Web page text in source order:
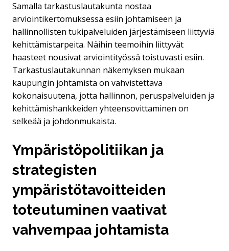
Samalla tarkastuslautakunta nostaa
arviointikertomuksessa esiin johtamiseen ja
hallinnollisten tukipalveluiden järjestämiseen liittyviä
kehittämistarpeita. Näihin teemoihin liittyvät
haasteet nousivat arviointityössä toistuvasti esiin.
Tarkastuslautakunnan näkemyksen mukaan
kaupungin johtamista on vahvistettava
kokonaisuutena, jotta hallinnon, peruspalveluiden ja
kehittämishankkeiden yhteensovittaminen on
selkeää ja johdonmukaista.
Ympäristöpolitiikan ja
strategisten
ympäristötavoitteiden
toteutuminen vaativat
vahvempaa johtamista